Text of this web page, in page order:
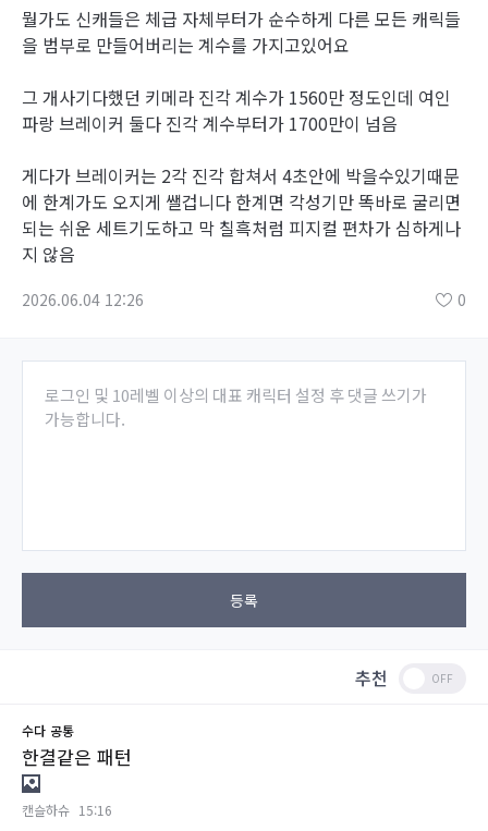
뭘가도 신캐들은 체급 자체부터가 순수하게 다른 모든 캐릭들
을 범부로 만들어버리는 계수를 가지고있어요
그 개사기다했던 키메라 진각 계수가 1560만 정도인데 여인
파랑 브레이커 둘다 진각 계수부터가 1700만이 넘음
게다가 브레이커는 2각 진각 합쳐서 4초안에 박을수있기때문
에 한계가도 오지게 쌜겁니다 한계면 각성기만 똑바로 굴리면
되는 쉬운 세트기도하고 막 칠흑처럼 피지컬 편차가 심하게나
지 않음
2026.06.04 12:26 0
로그인 및 10레벨 이상의 대표 캐릭터 설정 후 댓글 쓰기가
가능합니다.
등록
추천
수다 공통
한결같은 패턴
캔슬하슈 15:16